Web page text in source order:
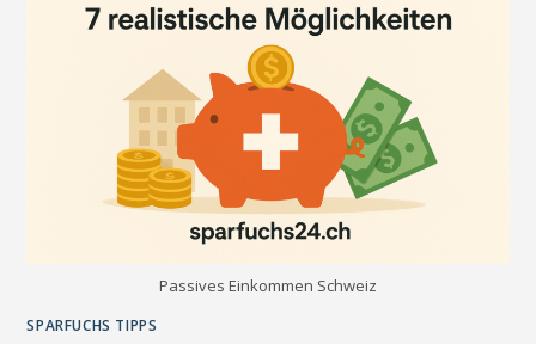
Passives Einkommen Schweiz
SPARFUCHS TIPPS